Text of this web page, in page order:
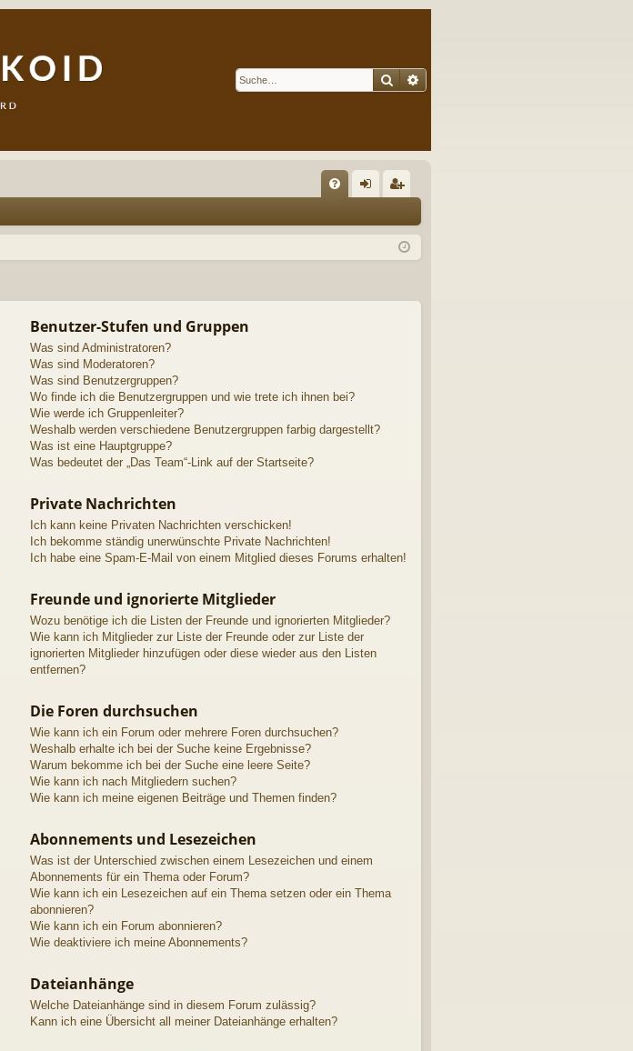
Suche
Q m ist
Benutzer-Stufen und Gruppen
Was sind Administratoren?
Was sind Moderatoren?
Was sind Benutzergruppen?
Wo finde ich die Benutzergruppen und wie trete ich ihnen bei?
Wie werde ich Gruppenleiter?
Weshalb werden verschiedene Benutzergruppen farbig dargestellt?
Was ist eine Hauptgruppe?
Was bedeutet der „Das Team“-Link auf der Startseite?
Private Nachrichten
Ich kann keine Privaten Nachrichten verschicken!
Ich bekomme ständig unerwünschte Private Nachrichten!
Ich habe eine Spam-E-Mail von einem Mitglied dieses Forums erhalten!
Freunde und ignorierte Mitglieder
Wozu benötige ich die Listen der Freunde und ignorierten Mitglieder?
Wie kann ich Mitglieder zur Liste der Freunde oder zur Liste der
ignorierten Mitglieder hinzufügen oder diese wieder aus den Listen
entfernen?
Die Foren durchsuchen
Wie kann ich ein Forum oder mehrere Foren durchsuchen?
Weshalb erhalte ich bei der Suche keine Ergebnisse?
Warum bekomme ich bei der Suche eine leere Seite?
Wie kann ich nach Mitgliedern suchen?
Wie kann ich meine eigenen Beiträge und Themen finden?
Abonnements und Lesezeichen
Was ist der Unterschied zwischen einem Lesezeichen und einem
Abonnements für ein Thema oder Forum?
Wie kann ich ein Lesezeichen auf ein Thema setzen oder ein Thema
abonnieren?
Wie kann ich ein Forum abonnieren?
Wie deaktiviere ich meine Abonnements?
Dateianhänge
Welche Dateianhänge sind in diesem Forum zulässig?
Kann ich eine Übersicht all meiner Dateianhänge erhalten?